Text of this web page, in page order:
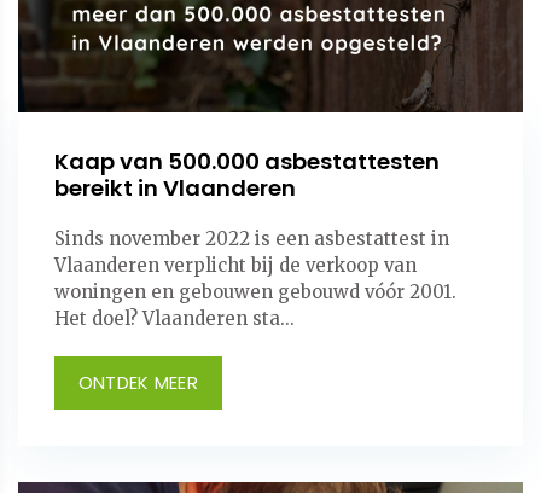
Kaap van 500.000 asbestattesten
bereikt in Vlaanderen
Sinds november 2022 is een asbestattest in
Vlaanderen verplicht bij de verkoop van
woningen en gebouwen gebouwd vóór 2001.
Het doel? Vlaanderen sta...
ONTDEK MEER